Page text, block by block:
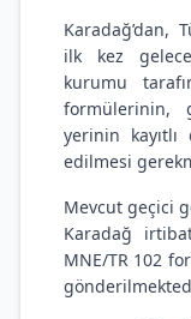
Karadağ’dan,
ilk kez
kurumu
formülerinin,
yerinin kayıtlı
edilmesi
Mevcut geçici
Karadağ
MNE/TR 102